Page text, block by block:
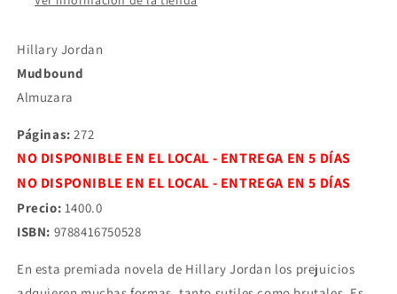
Hillary Jordan
Mudbound
Almuzara
Páginas: 272
NO DISPONIBLE EN EL LOCAL - ENTREGA EN 5 DÍAS
NO DISPONIBLE EN EL LOCAL - ENTREGA EN 5 DÍAS
Precio: 1400.0
ISBN: 9788416750528
En esta premiada novela de Hillary Jordan los prejuicios